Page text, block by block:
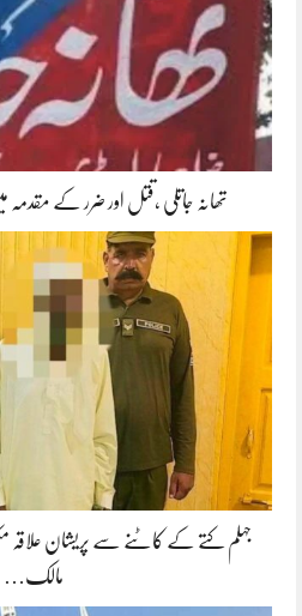
تھانہ جاتلی ،قتل اور ضرر کے مقدمہ
جہلم کتے کے کاٹنے سے پریشان
مالک…